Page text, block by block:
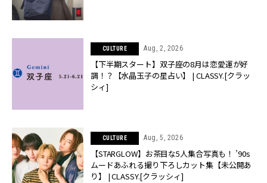
CULTURE Aug, 2, 2026
【下半期スタート】双子座の8月は恋愛運が好
調！？【水晶玉子の星占い】 | CLASSY.[クラッ
シィ]
CULTURE Aug, 5, 2026
【STARGLOW】お茶目な5人集合写真も！ ’90s
ムードあふれる撮り下ろしカット集【未公開あ
り】 | CLASSY.[クラッシィ]